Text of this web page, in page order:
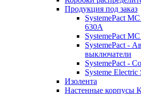
Продукция под заказ
SystemePact
630A
SystemePact
SystemePact -
выключатели
SystemePact -
Systeme Electric
Изолента
Настенные корпусы